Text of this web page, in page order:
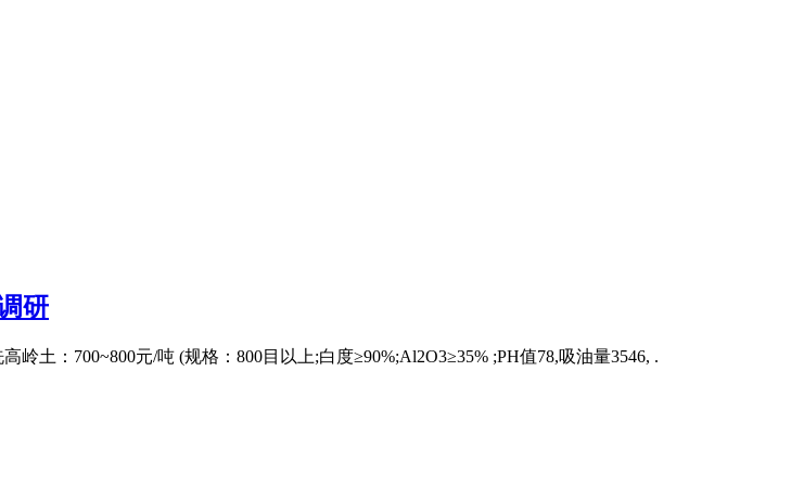
研
土：700~800元/吨 (规格：800目以上;白度≥90%;Al2O3≥35% ;PH值78,吸油量3546, .